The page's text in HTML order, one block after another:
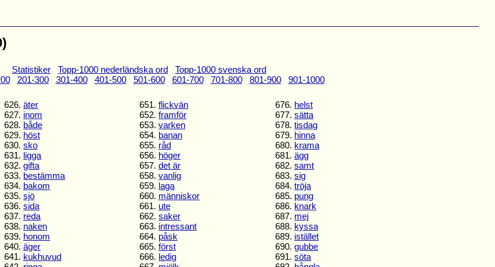
Statistiker Topp-1000 nederländska ord
Topp-1000 svenska ord
201-300 301-400 401-500 501-600 601-700 701-800 801-900 901-1000
626.äter
627. inom
628. både
629. höst
630.sko
631. ligga
632.gifta
633. bestämma
634. bakom
635.sjö
636.sida
637. reda
638. naken
639. honom
640.äger
641. kukhuvud
651.flickvän
652.framför
653.varken
654. banan
655. råd
656. höger
657.det är
658.vanlig
659. laga
660. människor
661. ute
662.saker
663. intressant
664. påsk
665.först
666. ledig
676. helst
677.sätta
678.tisdag
679. hinna
680. krama
681.ägg
682.samt
683.sig
684.tröja
685. pung
686. knark
687. mej
688. kyssa
689. istället
690.gubbe
691.söta